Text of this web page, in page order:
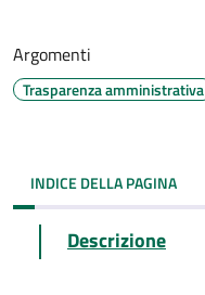
Argomenti
Trasparenza amministrativa
INDICE DELLA PAGINA
Descrizione